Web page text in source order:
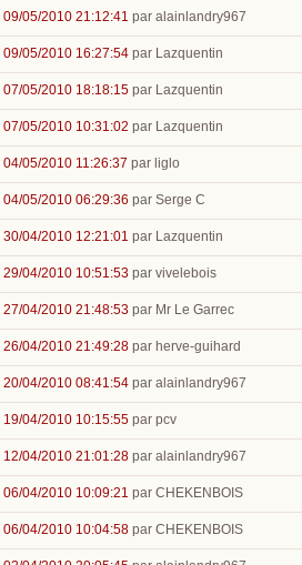
09/05/2010 21:12:41 par alainlandry967
09/05/2010 16:27:54 par Lazquentin
07/05/2010 18:18:15 par Lazquentin
07/05/2010 10:31:02 par Lazquentin
04/05/2010 11:26:37 par liglo
04/05/2010 06:29:36 par Serge C
30/04/2010 12:21:01 par Lazquentin
29/04/2010 10:51:53 par vivelebois
27/04/2010 21:48:53 par Mr Le Garrec
26/04/2010 21:49:28 par herve-guihard
20/04/2010 08:41:54 par alainlandry967
19/04/2010 10:15:55 par pcv
12/04/2010 21:01:28 par alainlandry967
06/04/2010 10:09:21 par CHEKENBOIS
06/04/2010 10:04:58 par CHEKENBOIS